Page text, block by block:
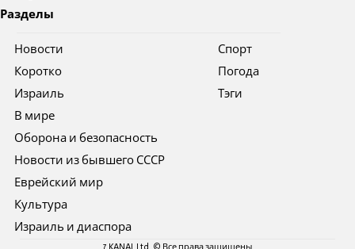
Разделы
Новости
Коротко
Израиль
В мире
Оборона и безопасность
Новости из бывшего СССР
Еврейский мир
Культура
Израиль и диаспора
Спорт
Погода
Тэги